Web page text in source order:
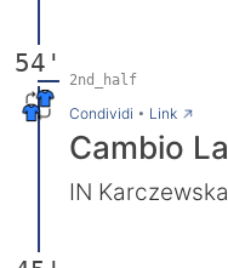
54'
2nd_half
Condividi • Link→
Cambio
IN